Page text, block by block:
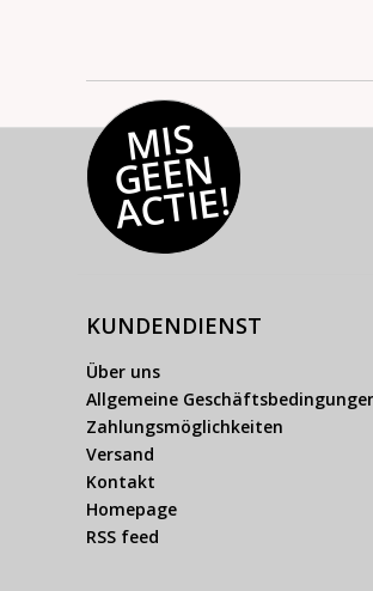
MI
S
G
E
E
N
A
C
TI
E!
KUNDENDIENST
Über uns
Allgemeine
Zahlungsmöglichkeiten
Versand
Kontakt
Homepage
RSS feed